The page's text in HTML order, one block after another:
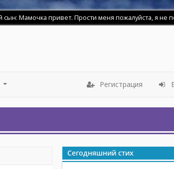
привет. Прости меня пожалуйста, я не
Регистрация
Сегодняшний стих